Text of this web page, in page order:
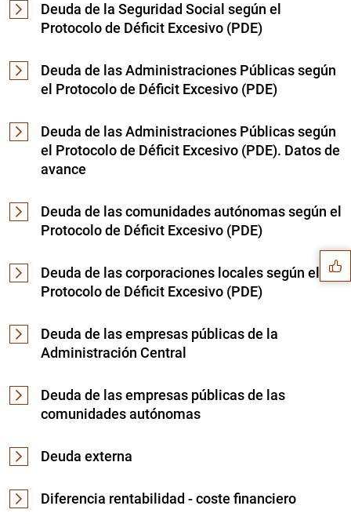
Deuda de la Seguridad Social según el
Protocolo de Déficit Excesivo (PDE)
Deuda de las Administraciones Públicas según
el Protocolo de Déficit Excesivo (PDE)
Deuda de las Administraciones Públicas según
el Protocolo de Déficit Excesivo (PDE). Datos de
avance
Deuda de las comunidades autónomas según el
Protocolo de Déficit Excesivo (PDE)
Deuda de las corporaciones locales según el
Protocolo de Déficit Excesivo (PDE)
Deuda de las empresas públicas de la
Administración Central
Deuda de las empresas públicas de las
comunidades autónomas
Deuda externa
Diferencia rentabilidad - coste financiero
Sugerencias
1 2